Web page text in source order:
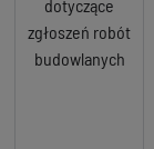
dotyczące
zgłoszeń robót
budowlanych